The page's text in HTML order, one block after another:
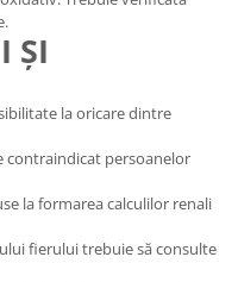
ȘI
la oricare dintre
contraindicat persoanelor
la formarea calculilor renali
fierului trebuie să consulte